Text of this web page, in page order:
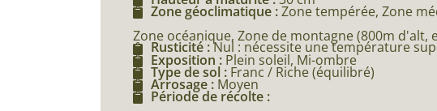
Zone géoclimatique :Zone tempérée, Zone
Zone océanique, Zone de montagne (800m d'alt,
Rusticité :Nul : nécessite une température
Exposition : Plein soleil, Mi-ombre
Type de sol : Franc / Riche (équilibré)
Arrosage : Moyen
Période de récolte :